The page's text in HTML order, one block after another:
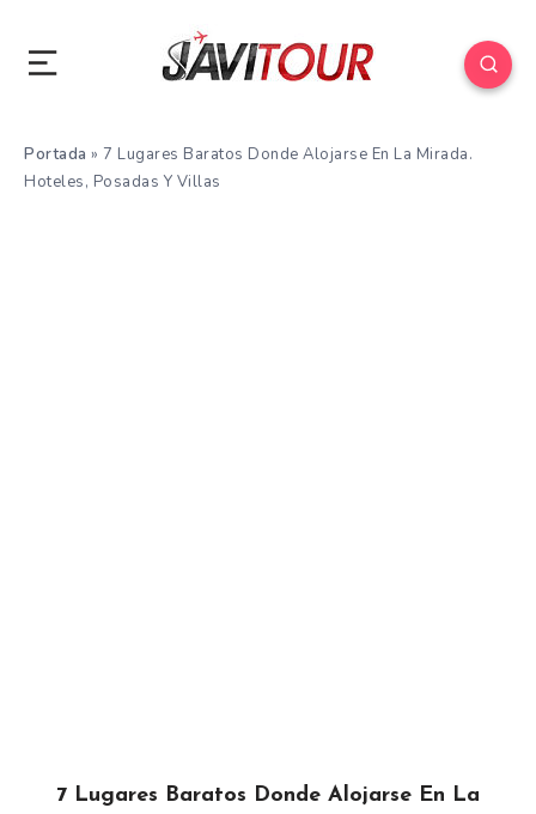
Portada » 7 Lugares Baratos Donde Alojarse En La Mirada.
Hoteles, Posadas Y Villas
7 Lugares Baratos Donde Alojarse En La